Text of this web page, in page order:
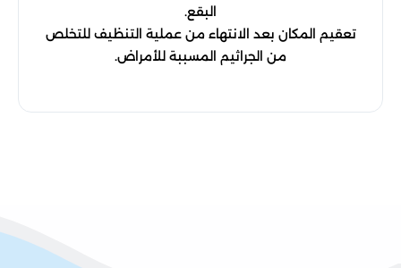
البقع.
تعقيم المكان بعد الانتهاء من عملية التنظيف للتخلص
من الجراثيم المسببة للأمراض.